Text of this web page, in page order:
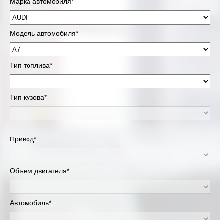
Модель автомобиля*
Тип топлива*
Тип кузова*
Привод*
Объем двигателя*
Автомобиль*